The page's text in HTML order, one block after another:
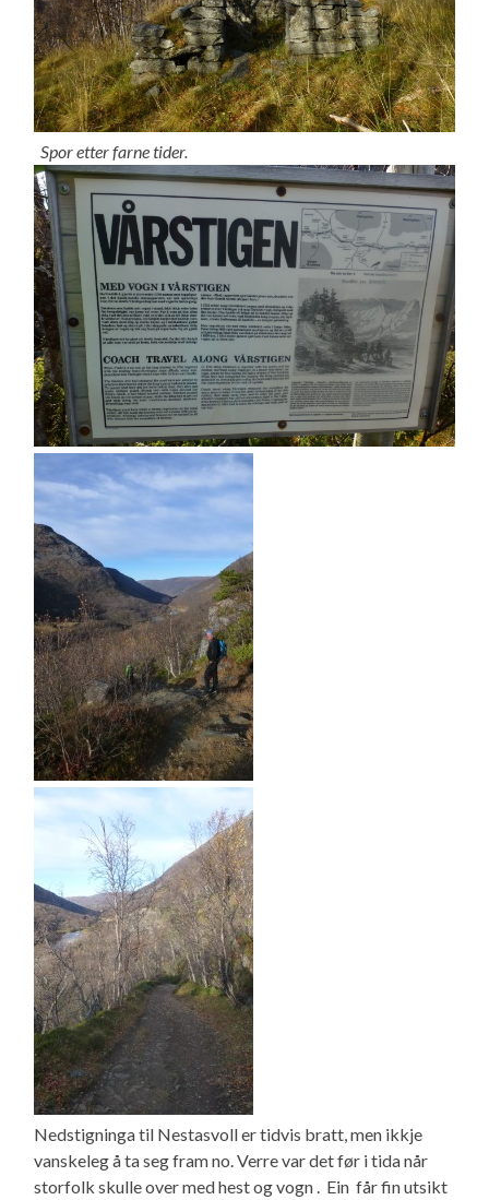
Spor etter farne tider.
Nedstigninga til Nestasvoll er tidvis bratt, men ikkje
vanskeleg å ta seg fram no. Verre var det før i tida når
storfolk skulle over med hest og vogn . Ein får fin utsikt